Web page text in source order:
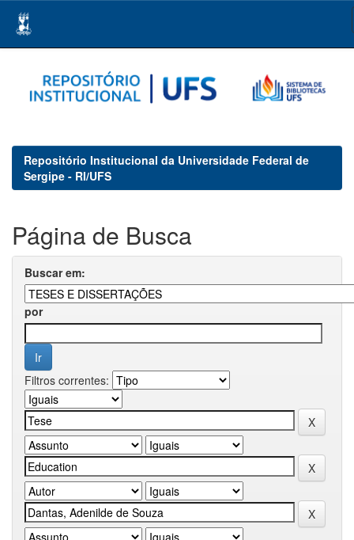
navigation
Repositório Institucional da Universidade Federal de
Sergipe - RI/UFS
Página de Busca
Buscar em:
por
Filtros correntes: